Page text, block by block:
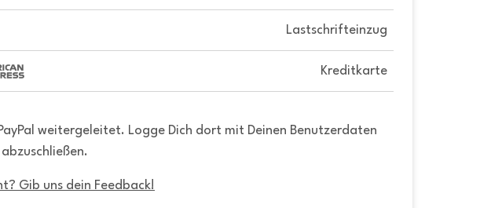
Lastschrifteinzug
Kreditkarte
weitergeleitet. Logge Dich dort mit Deinen Benutzerdaten
Gib uns dein Feedback!